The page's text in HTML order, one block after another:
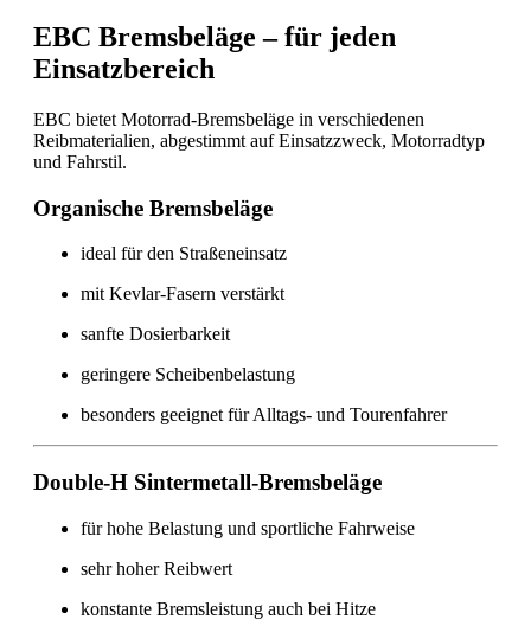
EBC Bremsbeläge – für jeden
Einsatzbereich
EBC bietet Motorrad-Bremsbeläge in verschiedenen
Reibmaterialien, abgestimmt auf Einsatzzweck, Motorradtyp
und Fahrstil.
Organische Bremsbeläge
ideal für den Straßeneinsatz
mit Kevlar-Fasern verstärkt
sanfte Dosierbarkeit
geringere Scheibenbelastung
besonders geeignet für Alltags- und Tourenfahrer
Double-H Sintermetall-Bremsbeläge
für hohe Belastung und sportliche Fahrweise
sehr hoher Reibwert
konstante Bremsleistung auch bei Hitze